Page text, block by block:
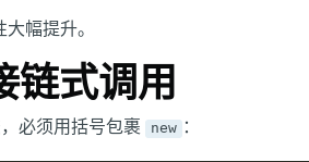
幅提升。
链式调用
必须用括号包裹 new ：